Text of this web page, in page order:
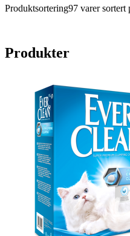
Produktsortering97 varer sortert
Produkter